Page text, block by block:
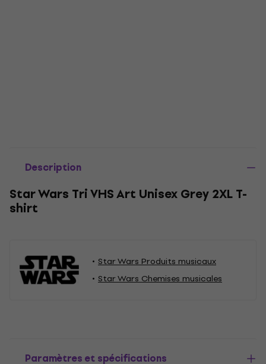
Description
Star Wars Tri VHS Art Unisex Grey 2XL T-
shirt
Star Wars Produits musicaux
Star Wars Chemises musicales
Paramètres et spécifications